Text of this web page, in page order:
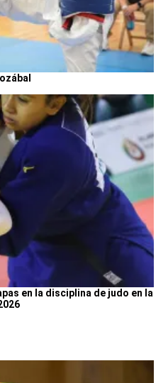
en la disciplina de judo en la